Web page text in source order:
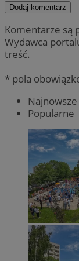
Dodaj komentarz
Komentarze są
Wydawca
treść.
* pola
Najnowsze
Popularne